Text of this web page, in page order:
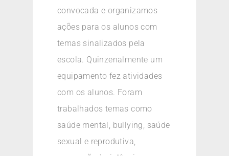
convocada e organizamos
ações para os alunos com
temas sinalizados pela
escola. Quinzenalmente um
equipamento fez atividades
com os alunos. Foram
trabalhados temas como
saúde mental, bullying, saúde
sexual e reprodutiva,